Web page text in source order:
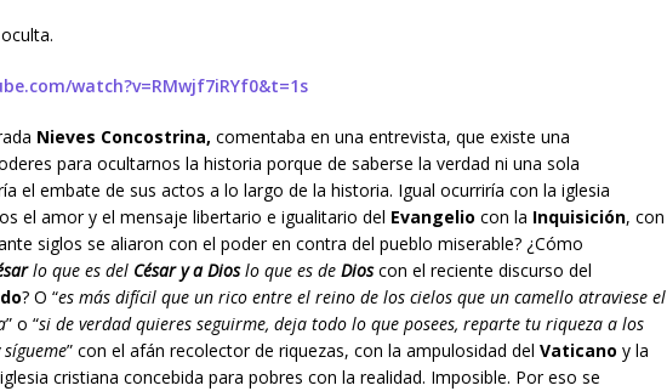
watch?v=RMwjf7iRYf0&t=1s
Nieves Concostrina, comentaba en una entrevista, que existe una
para ocultarnos la historia porque de saberse la verdad ni una sola
el embate de sus actos a lo largo de la historia. Igual ocurriría con la iglesia
el amor y el mensaje libertario e igualitario del Evangelio con la Inquisición, con
siglos se aliaron con el poder en contra del pueblo miserable? ¿Cómo
lo que es del César y a Dioslo que es de Dioscon el reciente discurso del
? O “es más difícil que un rico entre el reino de los cielos que un camello atraviese el
” o “si de verdad quieres seguirme, deja todo lo que posees, reparte tu riqueza a los
” con el afán recolector de riquezas, con la ampulosidad del Vaticano y la
cristiana concebida para pobres con la realidad. Imposible. Por eso se